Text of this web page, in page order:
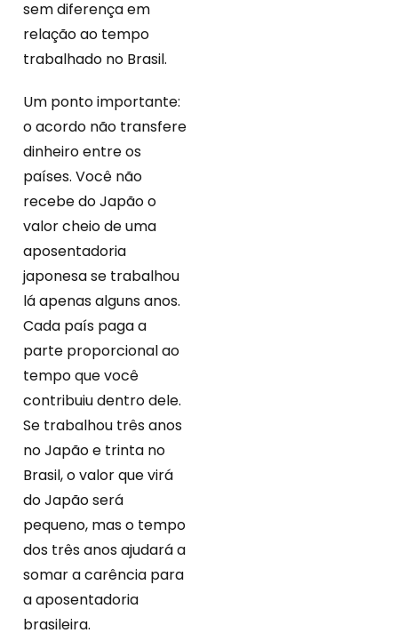
sem diferença em
relação ao tempo
trabalhado no Brasil.
Um ponto importante:
o acordo não transfere
dinheiro entre os
países. Você não
recebe do Japão o
valor cheio de uma
aposentadoria
japonesa se trabalhou
lá apenas alguns anos.
Cada país paga a
parte proporcional ao
tempo que você
contribuiu dentro dele.
Se trabalhou três anos
no Japão e trinta no
Brasil, o valor que virá
do Japão será
pequeno, mas o tempo
dos três anos ajudará a
somar a carência para
a aposentadoria
brasileira.